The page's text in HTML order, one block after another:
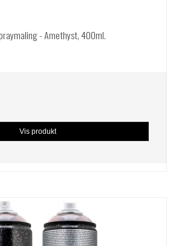
- Amethyst, 400ml.
Vis produkt